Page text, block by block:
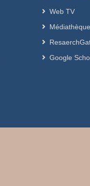
Web TV
Médiathèque
Google